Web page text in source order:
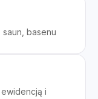
basenu
i